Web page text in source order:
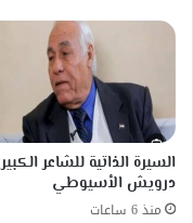
السيرة الذاتية للشاعر الكبير
درويش الأسيوطي
منذ 6 ساعات